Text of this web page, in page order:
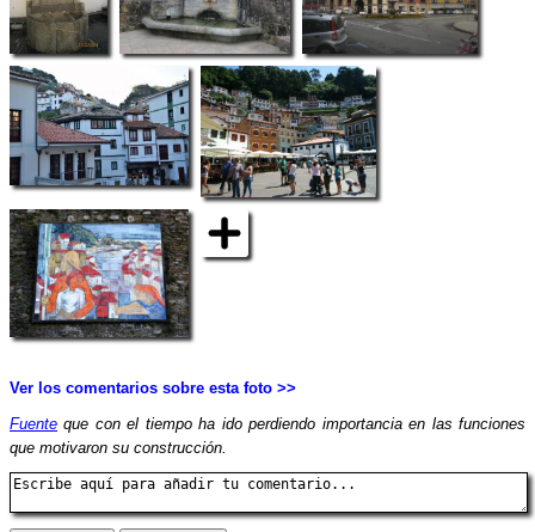
Ver los comentarios sobre esta foto >>
Fuente que con el tiempo ha ido perdiendo importancia en las funciones
que motivaron su construcción.